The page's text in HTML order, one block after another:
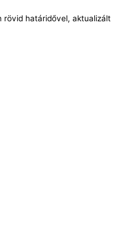
rövid határidővel, aktualizált